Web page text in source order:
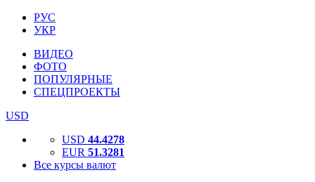
РУС
УКР
ВИДЕО
ФОТО
ПОПУЛЯРНЫЕ
СПЕЦПРОЕКТЫ
USD
USD 44.4278
EUR 51.3281
Все курсы валют